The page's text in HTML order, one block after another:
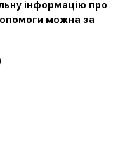
інформацію про
можна за